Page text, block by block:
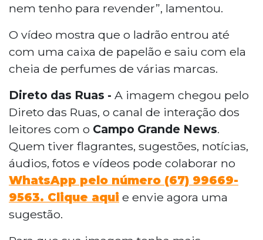
nem tenho para revender”, lamentou.
O vídeo mostra que o ladrão entrou até
com uma caixa de papelão e saiu com ela
cheia de perfumes de várias marcas.
Direto das Ruas - A imagem chegou pelo
Direto das Ruas, o canal de interação dos
leitores com o Campo Grande News.
Quem tiver flagrantes, sugestões, notícias,
áudios, fotos e vídeos pode colaborar no
WhatsApp pelo número (67) 99669-
9563. Clique aqui e envie agora uma
sugestão.